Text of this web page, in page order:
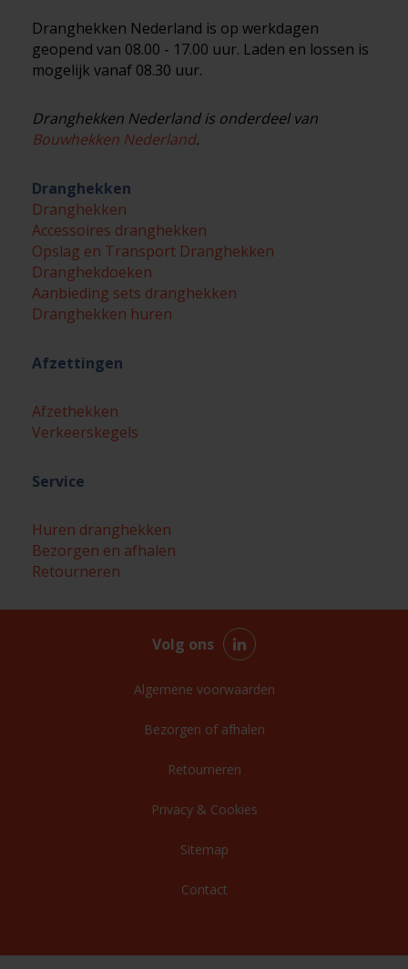
Dranghekken Nederland is op werkdagen
geopend van 08.00 - 17.00 uur. Laden en lossen is
mogelijk vanaf 08.30 uur.
Dranghekken Nederland is onderdeel van
Bouwhekken Nederland.
Dranghekken
Dranghekken
Accessoires dranghekken
Opslag en Transport Dranghekken
Dranghekdoeken
Aanbieding sets dranghekken
Dranghekken huren
Afzettingen
Afzethekken
Verkeerskegels
Service
Huren dranghekken
Bezorgen en afhalen
Retourneren
Volg ons
Algemene voorwaarden
Bezorgen of afhalen
Retourneren
Privacy & Cookies
Sitemap
Contact